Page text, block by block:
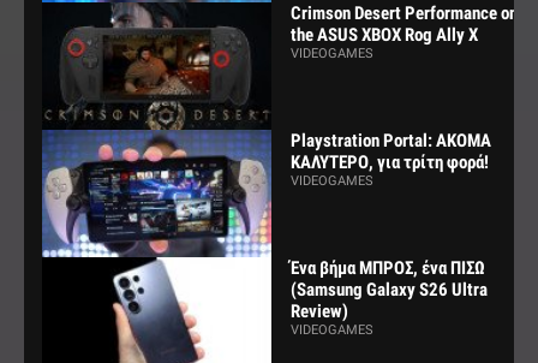
Crimson Desert Performance on
the ASUS XBOX Rog Ally X
VIDEOGAMES
Playstration Portal: ΑΚΟΜΑ
ΚΑΛΥΤΕΡΟ, για τρίτη φορά!
VIDEOGAMES
Ένα βήμα ΜΠΡΟΣ, ένα ΠΙΣΩ
(Samsung Galaxy S26 Ultra
Review)
VIDEOGAMES